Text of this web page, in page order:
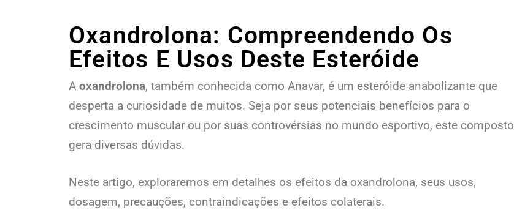
Oxandrolona: Compreendendo Os
Efeitos E Usos Deste Esteróide
A oxandrolona, também conhecida como Anavar, é um esteróide anabolizante que
desperta a curiosidade de muitos. Seja por seus potenciais benefícios para o
crescimento muscular ou por suas controvérsias no mundo esportivo, este composto
gera diversas dúvidas.
Neste artigo, exploraremos em detalhes os efeitos da oxandrolona, seus usos,
dosagem, precauções, contraindicações e efeitos colaterais.